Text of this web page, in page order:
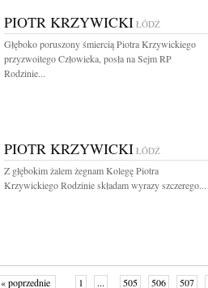
PIOTR KRZYWICKI ŁÓDŹ
Głęboko poruszony śmiercią Piotra Krzywickiego
przyzwoitego Człowieka, posła na Sejm RP
Rodzinie...
PIOTR KRZYWICKI ŁÓDŹ
Z głębokim żalem żegnam Kolegę Piotra
Krzywickiego Rodzinie składam wyrazy szczerego...
« poprzednie 1 ... 505 506 507